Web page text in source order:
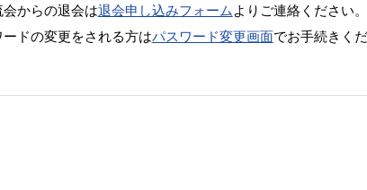
からの退会は退会申し込みフォームよりご連絡ください。
ドの変更をされる方はパスワード変更画面でお手続きくだ